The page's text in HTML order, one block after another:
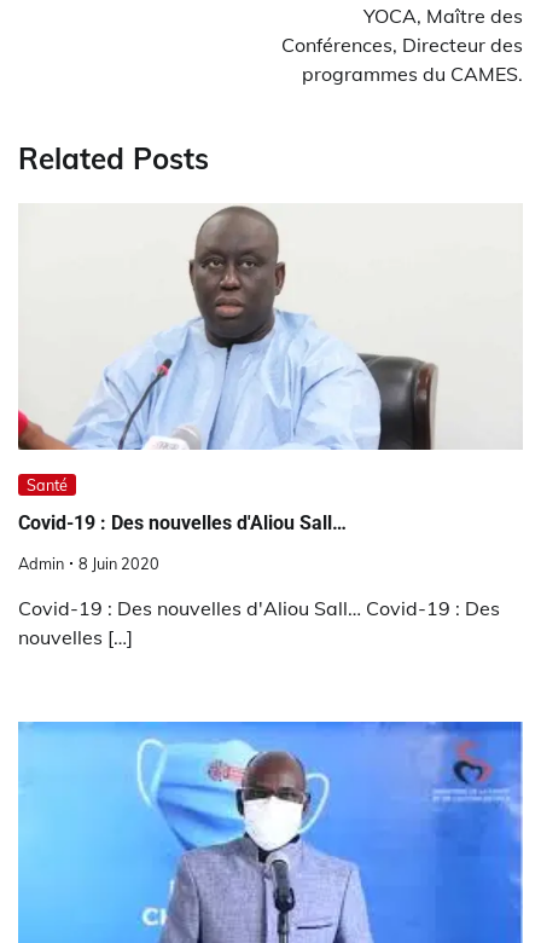
YOCA, Maître des
Conférences, Directeur des
programmes du CAMES.
Related Posts
Santé
Covid-19 : Des nouvelles d'Aliou Sall…
Admin 8 Juin 2020
Covid-19 : Des nouvelles d'Aliou Sall… Covid-19 : Des
nouvelles […]